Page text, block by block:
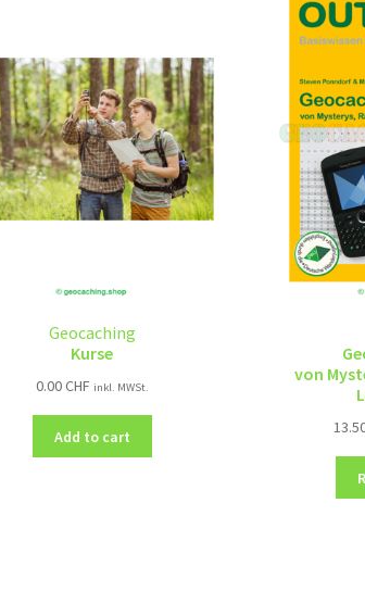
Geocaching
Kurse
0.00CHF inkl. MWSt.
Add to cart
von